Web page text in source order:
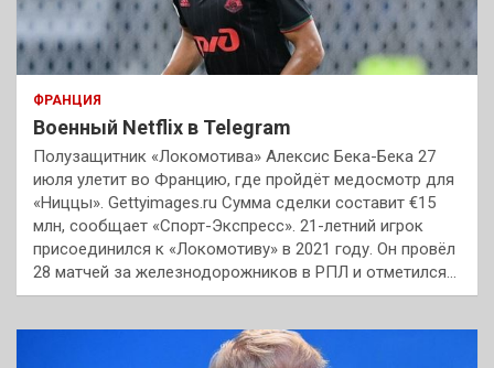
ФРАНЦИЯ
Военный Netflix в Telegram
Полузащитник «Локомотива» Алексис Бека-Бека 27
июля улетит во Францию, где пройдёт медосмотр для
«Ниццы». Gettyimages.ru Сумма сделки составит €15
млн, сообщает «Спорт-Экспресс». 21-летний игрок
присоединился к «Локомотиву» в 2021 году. Он провёл
28 матчей за железнодорожников в РПЛ и отметился…